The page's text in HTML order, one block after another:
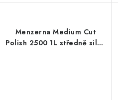
Menzerna Medium Cut
Polish 2500 1L středně silná